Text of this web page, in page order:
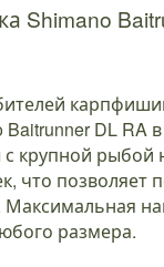
Shimano
Baitrunner DL
крупной рыбой
что позволяет
Максимальная
размера.